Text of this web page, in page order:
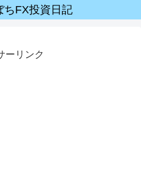
ちFX投資日記
ーリンク